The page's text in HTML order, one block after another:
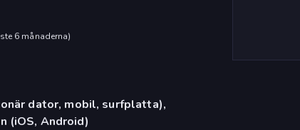
6 månaderna)
dator, mobil, surfplatta),
(iOS, Android)